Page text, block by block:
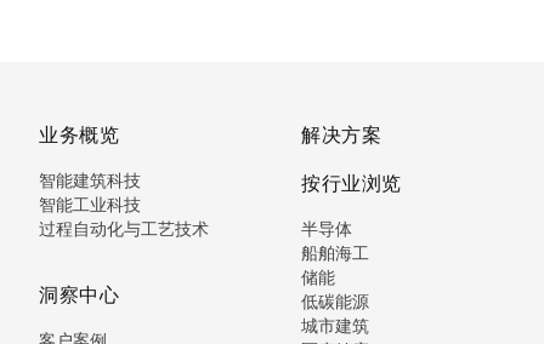
业务概览
智能建筑科技
智能工业科技
过程自动化与工艺技术
洞察中心
解决方案
按行业浏览
半导体
船舶海工
储能
低碳能源
城市建筑